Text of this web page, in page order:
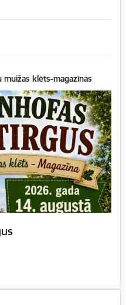
klēts-magazīnas